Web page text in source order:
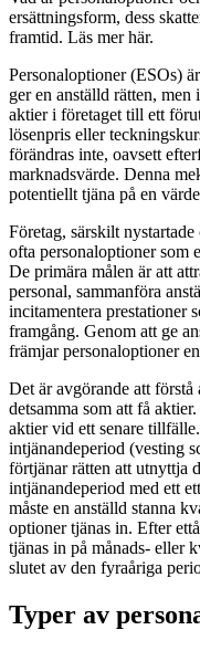
ersättningsform, dess
framtid. Läs mer här.
Personaloptioner (ESOs)
ger en anställd rätten,
aktier i företaget till ett
lösenpris eller
förändras inte, oavsett
marknadsvärde. Denna
potentiellt tjäna på en
Företag, särskilt
ofta personaloptioner som
De primära målen är att
personal, sammanföra
incitamentera prestationer
framgång. Genom att ge
främjar personaloptioner
Det är avgörande att
detsamma som att få
aktier vid ett senare
intjänandeperiod (vesting
förtjänar rätten att utnyttja
intjänandeperiod med ett
måste en anställd stanna
optioner tjänas in. Efter
tjänas in på månads- eller
slutet av den fyraåriga
Typer av